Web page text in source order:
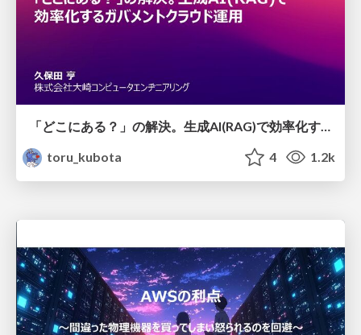
toru_kubota
4 1.2k